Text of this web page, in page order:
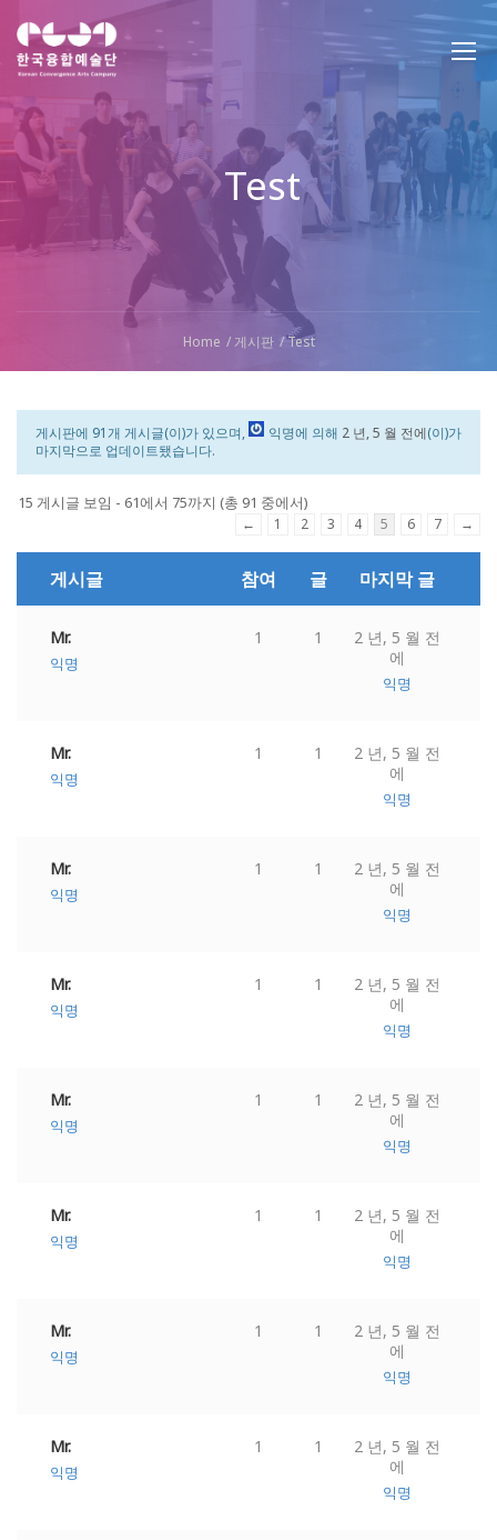
Test
Home 게시판 Test
게시판에 91개 게시글(이)가 있으며, 익명에 의해 2 년, 5 월 전에(이)가
마지막으로 업데이트됐습니다.
15 게시글 보임 - 61에서 75까지 (총 91 중에서)
← 1 2 3 4 5 6 7 →
게시글 참여 글 마지막 글
Mr.
익명
1 1
2 년, 5 월 전
에
익명
Mr.
익명
1 1
2 년, 5 월 전
에
익명
Mr.
익명
1 1
2 년, 5 월 전
에
익명
Mr.
익명
1 1
2 년, 5 월 전
에
익명
Mr.
익명
1 1
2 년, 5 월 전
에
익명
Mr.
익명
1 1
2 년, 5 월 전
에
익명
Mr.
익명
1 1
2 년, 5 월 전
에
익명
Mr.
익명
1 1
2 년, 5 월 전
에
익명